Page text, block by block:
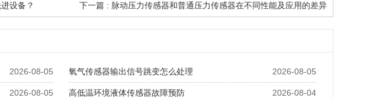
设备？ 下一篇 : 脉动压力传感器和普通压力传感器在不同性能及应用的差异
2026-08-05 2026-08-05
氧气传感器输出信号跳变怎么处理
2026-08-05 2026-08-04
高低温环境液体传感器故障预防